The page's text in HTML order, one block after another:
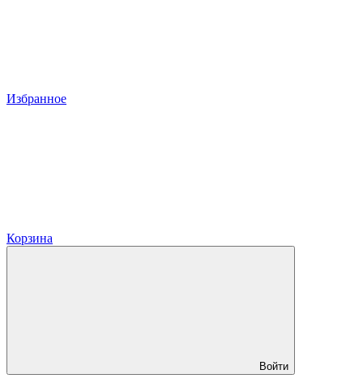
Избранное
Корзина
Войти